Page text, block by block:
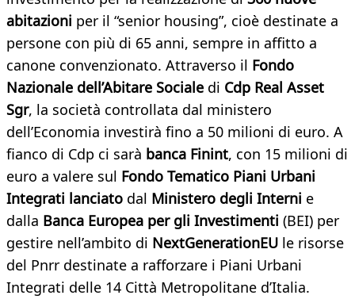
abitazioni per il “senior housing”, cioè destinate a
persone con più di 65 anni, sempre in affitto a
canone convenzionato. Attraverso il Fondo
Nazionale dell’Abitare Sociale di Cdp Real Asset
Sgr, la società controllata dal ministero
dell’Economia investirà fino a 50 milioni di euro. A
fianco di Cdp ci sarà banca Finint, con 15 milioni di
euro a valere sul Fondo Tematico Piani Urbani
Integrati lanciato dal Ministero degli Interni e
dalla Banca Europea per gli Investimenti (BEI) per
gestire nell’ambito di NextGenerationEU le risorse
del Pnrr destinate a rafforzare i Piani Urbani
Integrati delle 14 Città Metropolitane d’Italia.